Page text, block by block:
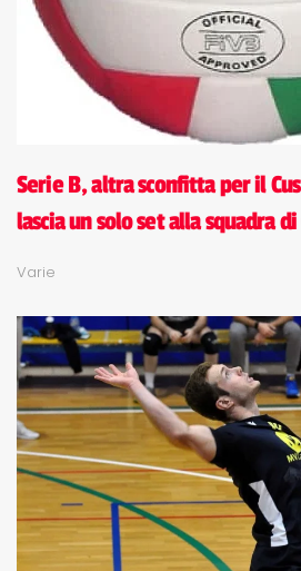
Serie B, altra sconfitta per il
lascia un solo set alla squadra
Varie